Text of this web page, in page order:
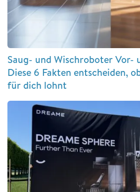
Saug- und Wischroboter Vor-
Diese 6 Fakten entscheiden,
für dich lohnt